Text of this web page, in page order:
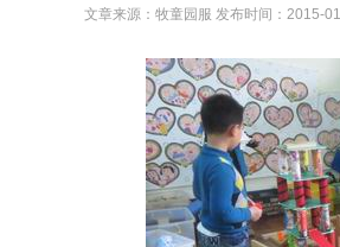
文章来源：牧童园服 发布时间：2015-